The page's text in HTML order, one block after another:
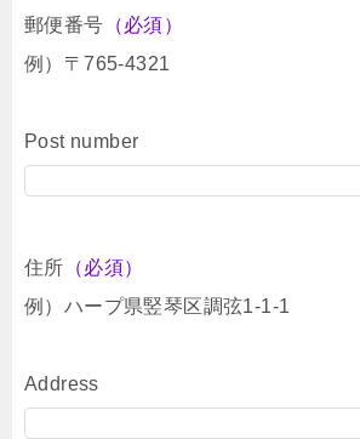
郵便番号 （必須）
例）〒765-4321
Post number
住所 （必須）
例）ハープ県竪琴区調弦1-1-1
Address